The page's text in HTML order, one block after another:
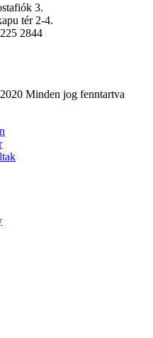
3.
tér 2-4.
2844
Minden jog fenntartva